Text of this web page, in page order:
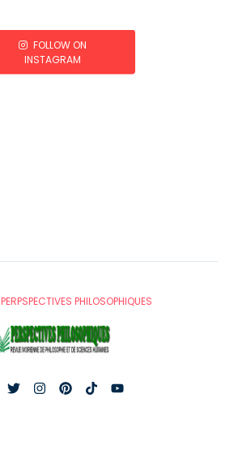
FOLLOW ON
INSTAGRAM
PERPSPECTIVES PHILOSOPHIQUES